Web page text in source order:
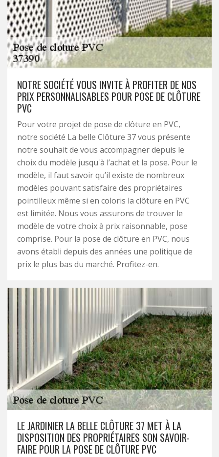
NOTRE SOCIÉTÉ VOUS INVITE À PROFITER DE NOS
PRIX PERSONNALISABLES POUR POSE DE CLÔTURE
PVC
Pour votre projet de pose de clôture en PVC,
notre société La belle Clôture 37 vous présente
notre souhait de vous accompagner depuis le
choix du modèle jusqu'à l’achat et la pose. Pour le
modèle, il faut savoir qu’il existe de nombreux
modèles pouvant satisfaire des propriétaires
pointilleux même si en coloris la clôture en PVC
est limitée. Nous vous assurons de trouver le
modèle de votre choix à prix raisonnable, pose
comprise. Pour la pose de clôture en PVC, nous
avons établi depuis des années une politique de
prix le plus bas du marché. Profitez-en.
LE JARDINIER LA BELLE CLÔTURE 37 MET À LA
DISPOSITION DES PROPRIÉTAIRES SON SAVOIR-
FAIRE POUR LA POSE DE CLÔTURE PVC